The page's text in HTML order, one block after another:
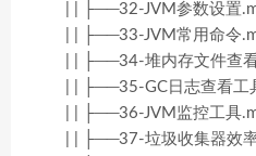
| | ├──32-JVM参数设置
| | ├──33-JVM常用命令
| | ├──34-堆内存文件查
| | ├──35-GC日志查看工
| | ├──36-JVM监控工具
| | ├──37-垃圾收集器效